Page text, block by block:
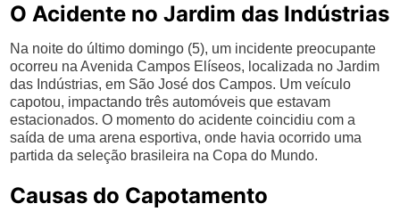
O Acidente no Jardim das Indústrias
Na noite do último domingo (5), um incidente preocupante
ocorreu na Avenida Campos Elíseos, localizada no Jardim
das Indústrias, em São José dos Campos. Um veículo
capotou, impactando três automóveis que estavam
estacionados. O momento do acidente coincidiu com a
saída de uma arena esportiva, onde havia ocorrido uma
partida da seleção brasileira na Copa do Mundo.
Causas do Capotamento